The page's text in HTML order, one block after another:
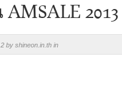
2013
by shineon.in.th in